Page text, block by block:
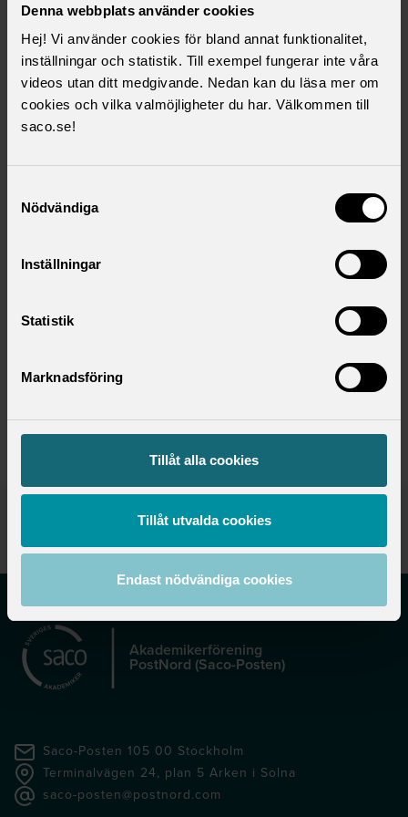
Denna webbplats använder cookies
Hej! Vi använder cookies för bland annat funktionalitet,
inställningar och statistik. Till exempel fungerar inte våra
videos utan ditt medgivande. Nedan kan du läsa mer om
cookies och vilka valmöjligheter du har. Välkommen till
saco.se!
Nödvändiga
Inställningar
Statistik
Marknadsföring
Tillåt alla cookies
Tillåt utvalda cookies
Endast nödvändiga cookies
Mötestiden kommer att vara 11:30-12:30 på alla orter. Vi
bjuder på en lunchsallad i samband med mötet.
Måndagen den 17 november Paketterminal Torsvik
Bordsvägen 2, Lokal Vänern plan 3. Anmälan görs
Tisdagen den 18 november Strålfors Alingsås Järnvägsgatan
19, Lokal PimPim. Anmälan görs till
Nylandavägen 15, Lokal Bolmen. Anmälan görs till
2025-10-23
Senast uppdaterad:
Akademikerförening
PostNord (Saco-Posten)
Saco-Posten 105 00 Stockholm
Terminalvägen 24, plan 5 Arken i Solna
saco-posten@postnord.com